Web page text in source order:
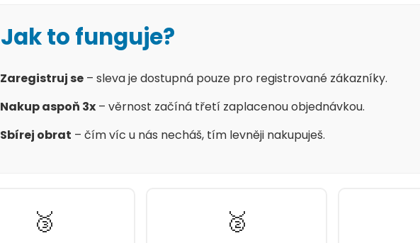
Jak to funguje?
Zaregistruj se – sleva je dostupná pouze pro registrované zákazníky.
Nakup aspoň 3x – věrnost začíná třetí zaplacenou objednávkou.
Sbírej obrat – čím víc u nás necháš, tím levněji nakupuješ.
🥉 🥈